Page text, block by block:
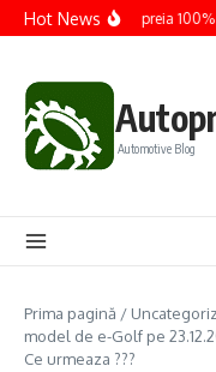
Sari la conținut
Hot NewsRenault preia
Automotive Blog
Prima pagină /
model de e-Golf pe
Ce urmeaza ???